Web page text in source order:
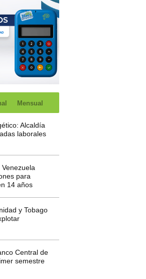
Mensual
Alcaldía
laborales
para
14 años
y Tobago
Central de
semestre